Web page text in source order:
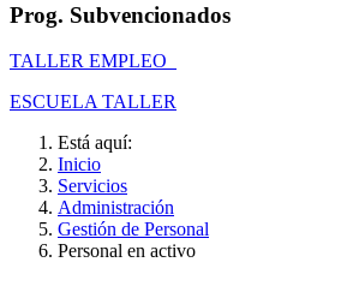
Prog. Subvencionados
TALLER EMPLEO
ESCUELA TALLER
Está aquí:
Inicio
Servicios
Administración
Gestión de Personal
Personal en activo